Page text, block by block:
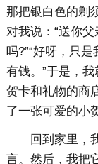
那把银白色的剃
对我说：“送你
吗?”“好呀，只
有钱。”于是，
贺卡和礼物的商
了一张可爱的小
回到家里，
言。然后，我把